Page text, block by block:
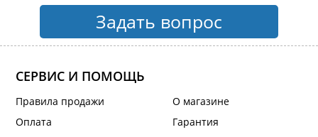
Задать вопрос
СЕРВИС И ПОМОЩЬ
Правила продажи
Оплата
О магазине
Гарантия